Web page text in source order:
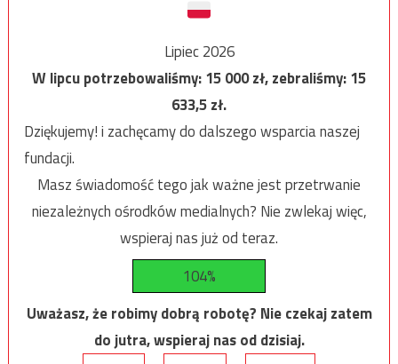
Lipiec 2026
W lipcu potrzebowaliśmy:15 000zł, zebraliśmy:15
633,5zł.
Dziękujemy! i zachęcamy do dalszego wsparcia naszej
fundacji.
Masz świadomość tego jak ważne jest przetrwanie
niezależnych ośrodków medialnych? Nie zwlekaj więc,
wspieraj nas już od teraz.
104%
Uważasz, że robimy dobrą robotę? Nie czekaj zatem
do jutra, wspieraj nas od dzisiaj.